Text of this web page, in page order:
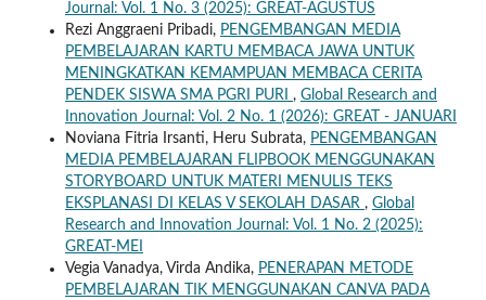
Journal: Vol. 1 No. 3 (2025): GREAT-AGUSTUS
Rezi Anggraeni Pribadi, PENGEMBANGAN MEDIA
PEMBELAJARAN KARTU MEMBACA JAWA UNTUK
MENINGKATKAN KEMAMPUAN MEMBACA CERITA
PENDEK SISWA SMA PGRI PURI , Global Research and
Innovation Journal: Vol. 2 No. 1 (2026): GREAT - JANUARI
Noviana Fitria Irsanti, Heru Subrata, PENGEMBANGAN
MEDIA PEMBELAJARAN FLIPBOOK MENGGUNAKAN
STORYBOARD UNTUK MATERI MENULIS TEKS
EKSPLANASI DI KELAS V SEKOLAH DASAR , Global
Research and Innovation Journal: Vol. 1 No. 2 (2025):
GREAT-MEI
Vegia Vanadya, Virda Andika, PENERAPAN METODE
PEMBELAJARAN TIK MENGGUNAKAN CANVA PADA